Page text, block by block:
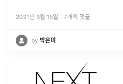
2021년 6월 15일 · 7개의 댓글
by 박은미